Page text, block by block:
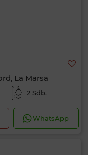
La Marsa
2 Sdb.
WhatsApp